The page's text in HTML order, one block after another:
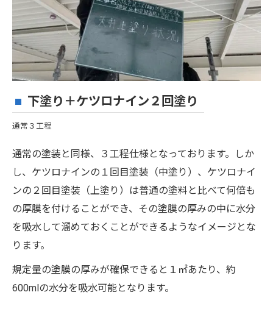
下塗り＋ケツロナイン２回塗り
通常３工程
通常の塗装と同様、３工程仕様となっております。しか
し、ケツロナインの１回目塗装（中塗り）、ケツロナイ
ンの２回目塗装（上塗り）は普通の塗料と比べて何倍も
の厚膜を付けることができ、その塗膜の厚みの中に水分
を吸水して溜めておくことができるようなイメージとな
ります。
規定量の塗膜の厚みが確保できると１㎡あたり、約
600mlの水分を吸水可能となります。